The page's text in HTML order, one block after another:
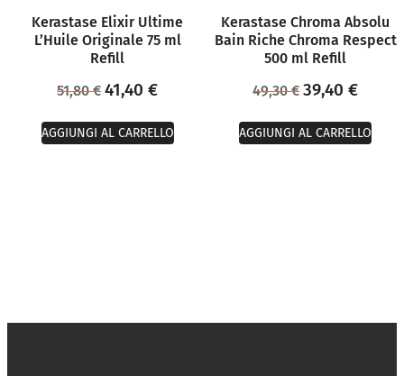
Kerastase Elixir Ultime
L’Huile Originale 75 ml
Refill
51,80€ 41,40€
AGGIUNGI AL CARRELLO
Kerastase Chroma Absolu
Bain Riche Chroma Respect
500 ml Refill
49,30€ 39,40€
AGGIUNGI AL CARRELLO